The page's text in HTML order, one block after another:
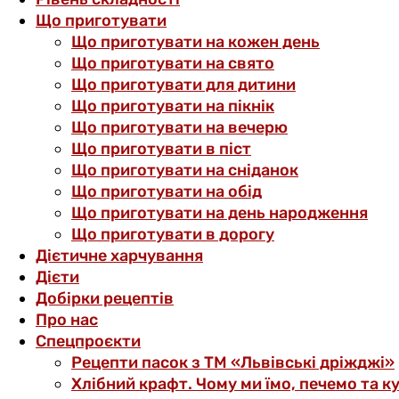
Що приготувати
Що приготувати на кожен день
Що приготувати на свято
Що приготувати для дитини
Що приготувати на пікнік
Що приготувати на вечерю
Що приготувати в піст
Що приготувати на сніданок
Що приготувати на обід
Що приготувати на день народження
Що приготувати в дорогу
Дієтичне харчування
Дієти
Добірки рецептів
Про нас
Спецпроєкти
Рецепти пасок з ТМ «Львівські дріжджі»
Хлібний крафт. Чому ми їмо, печемо та